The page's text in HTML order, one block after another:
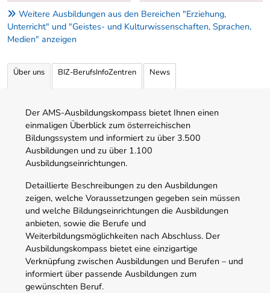
Weitere Ausbildungen aus den Bereichen "Erziehung,
Unterricht" und "Geistes- und Kulturwissenschaften, Sprachen,
Medien" anzeigen
Über uns BIZ-BerufsInfoZentren News
Der AMS-Ausbildungskompass bietet Ihnen einen
einmaligen Überblick zum österreichischen
Bildungssystem und informiert zu über 3.500
Ausbildungen und zu über 1.100
Ausbildungseinrichtungen.
Detaillierte Beschreibungen zu den Ausbildungen
zeigen, welche Voraussetzungen gegeben sein müssen
und welche Bildungseinrichtungen die Ausbildungen
anbieten, sowie die Berufe und
Weiterbildungsmöglichkeiten nach Abschluss. Der
Ausbildungskompass bietet eine einzigartige
Verknüpfung zwischen Ausbildungen und Berufen – und
informiert über passende Ausbildungen zum
gewünschten Beruf.